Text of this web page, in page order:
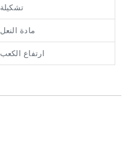
تشكيلة
مادة النعل
ارتفاع الكعب